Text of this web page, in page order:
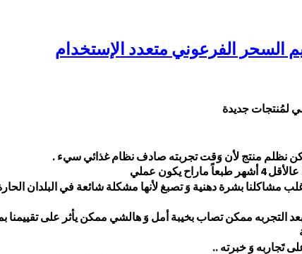
لمُنتجات جديدة
نظلم منتج لأن وَقت تجربته صادف نظام غذائي سيء .
يكون عملي
مشاكلنا بشرة دهنية وَ تصبغ لأنها مشكلة شائعة في البلدان
بعد التجربه ممكن تصاب بخيبة أمل وَ هالشي ممكن يأثر على تقييمنا
تَجاربه وَ خبرته ..